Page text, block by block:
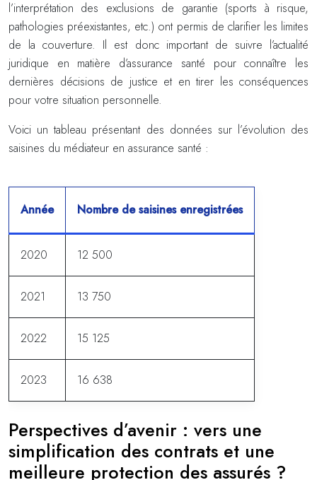
l’interprétation des exclusions de garantie (sports à risque,
pathologies préexistantes, etc.) ont permis de clarifier les limites
de la couverture. Il est donc important de suivre l’actualité
juridique en matière d’assurance santé pour connaître les
dernières décisions de justice et en tirer les conséquences
pour votre situation personnelle.
Voici un tableau présentant des données sur l’évolution des
saisines du médiateur en assurance santé :
Année Nombre de saisines enregistrées
2020 12 500
2021 13 750
2022 15 125
2023 16 638
Perspectives d’avenir : vers une
simplification des contrats et une
meilleure protection des assurés ?